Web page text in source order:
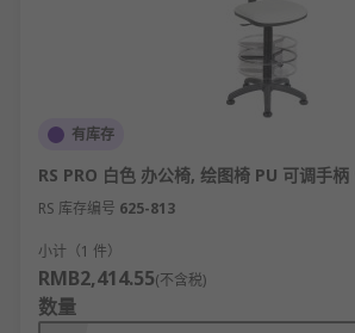
有库存
RS PRO 白色 办公椅, 绘图椅 PU 可调手
RS 库存编号 625-813
小计（1 件）
RMB2,414.55(不含税)
数量